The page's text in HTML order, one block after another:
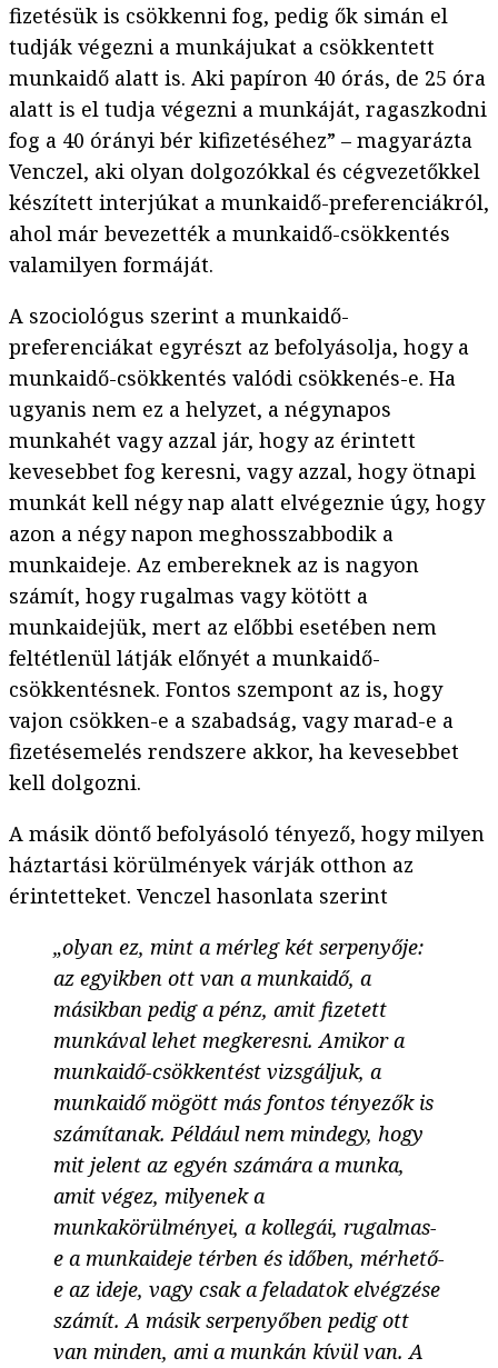
fizetésük is csökkenni fog, pedig ők simán el
tudják végezni a munkájukat a csökkentett
munkaidő alatt is. Aki papíron 40 órás, de 25 óra
alatt is el tudja végezni a munkáját, ragaszkodni
fog a 40 órányi bér kifizetéséhez” – magyarázta
Venczel, aki olyan dolgozókkal és cégvezetőkkel
készített interjúkat a munkaidő-preferenciákról,
ahol már bevezették a munkaidő-csökkentés
valamilyen formáját.
A szociológus szerint a munkaidő-
preferenciákat egyrészt az befolyásolja, hogy a
munkaidő-csökkentés valódi csökkenés-e. Ha
ugyanis nem ez a helyzet, a négynapos
munkahét vagy azzal jár, hogy az érintett
kevesebbet fog keresni, vagy azzal, hogy ötnapi
munkát kell négy nap alatt elvégeznie úgy, hogy
azon a négy napon meghosszabbodik a
munkaideje. Az embereknek az is nagyon
számít, hogy rugalmas vagy kötött a
munkaidejük, mert az előbbi esetében nem
feltétlenül látják előnyét a munkaidő-
csökkentésnek. Fontos szempont az is, hogy
vajon csökken-e a szabadság, vagy marad-e a
fizetésemelés rendszere akkor, ha kevesebbet
kell dolgozni.
A másik döntő befolyásoló tényező, hogy milyen
háztartási körülmények várják otthon az
érintetteket. Venczel hasonlata szerint
„olyan ez, mint a mérleg két serpenyője:
az egyikben ott van a munkaidő, a
másikban pedig a pénz, amit fizetett
munkával lehet megkeresni. Amikor a
munkaidő-csökkentést vizsgáljuk, a
munkaidő mögött más fontos tényezők is
számítanak. Például nem mindegy, hogy
mit jelent az egyén számára a munka,
amit végez, milyenek a
munkakörülményei, a kollegái, rugalmas-
e a munkaideje térben és időben, mérhető-
e az ideje, vagy csak a feladatok elvégzése
számít. A másik serpenyőben pedig ott
van minden, ami a munkán kívül van. A